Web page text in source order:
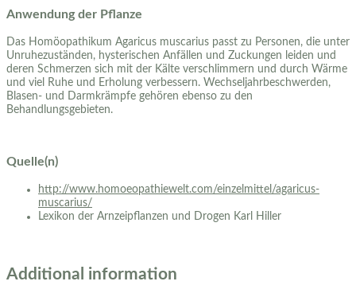
Anwendung der Pflanze
Das Homöopathikum Agaricus muscarius passt zu Personen, die unter
Unruhezuständen, hysterischen Anfällen und Zuckungen leiden und
deren Schmerzen sich mit der Kälte verschlimmern und durch Wärme
und viel Ruhe und Erholung verbessern. Wechseljahrbeschwerden,
Blasen- und Darmkrämpfe gehören ebenso zu den
Behandlungsgebieten.
Quelle(n)
http://www.homoeopathiewelt.com/einzelmittel/agaricus-
muscarius/
Lexikon der Arnzeipflanzen und Drogen Karl Hiller
Additional information